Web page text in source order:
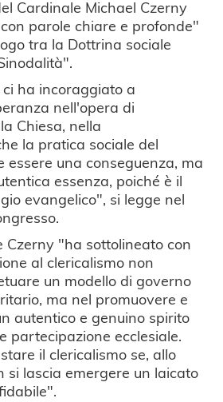
Cardinale Michael Czerny
parole chiare e profonde"
tra la Dottrina sociale
ha incoraggiato a
nell'opera di
Chiesa, nella
la pratica sociale del
essere una conseguenza, ma
essenza, poiché è il
evangelico", si legge nel
Czerny "ha sottolineato con
al clericalismo non
un modello di governo
ma nel promuovere e
autentico e genuino spirito
partecipazione ecclesiale.
il clericalismo se, allo
si lascia emergere un laicato